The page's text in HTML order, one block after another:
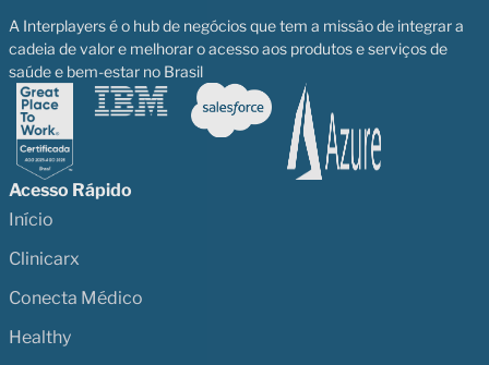
A Interplayers é o hub de negócios que tem a missão de integrar a
cadeia de valor e melhorar o acesso aos produtos e serviços de
saúde e bem-estar no Brasil
Acesso Rápido
Início
Clinicarx
Conecta Médico
Healthy